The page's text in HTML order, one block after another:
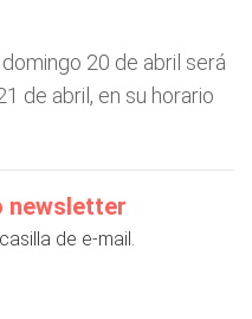
20 de abril será
de abril, en su horario
newsletter
de e-mail.